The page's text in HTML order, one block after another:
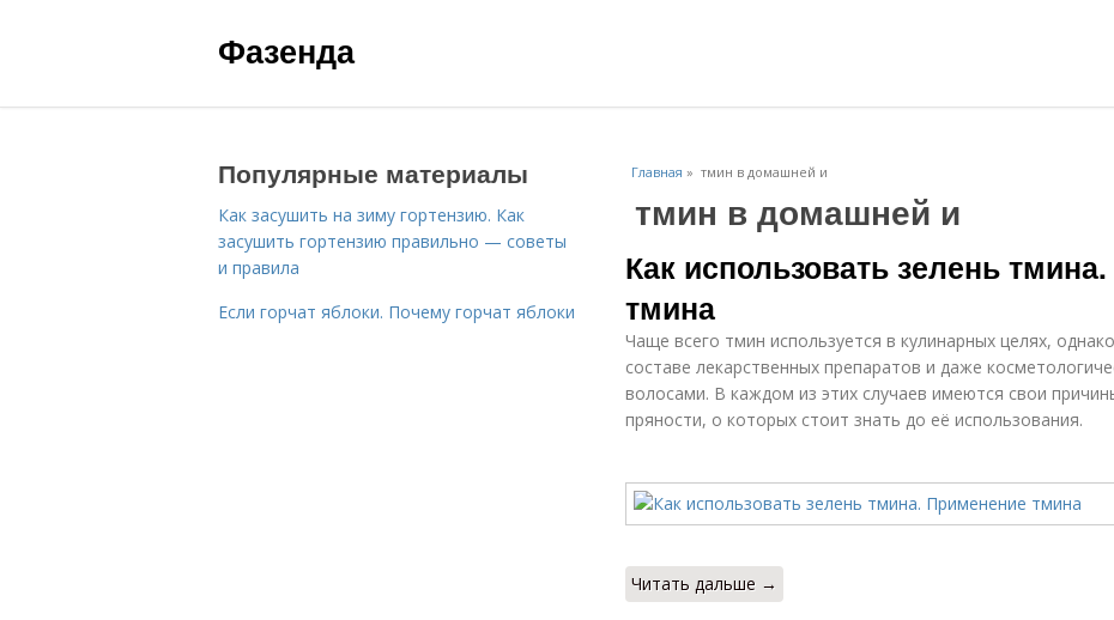
Фазенда
Главная » тмин в домашней и
тмин в домашней и
Как использовать зелень
тмина
Чаще всего тмин используется в кулинарных целях,
составе лекарственных препаратов и даже
волосами. В каждом из этих случаев имеются свои
пряности, о которых стоит знать до её использования.
Читать дальше →
Популярные материалы
Как засушить на зиму гортензию. Как
засушить гортензию правильно — советы
и правила
Если горчат яблоки. Почему горчат яблоки